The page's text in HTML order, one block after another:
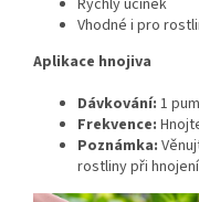
Rychlý účinek
Vhodné i pro
Aplikace hnojiva
Dávkování: 1
Frekvence:
Poznámka:
rostliny při